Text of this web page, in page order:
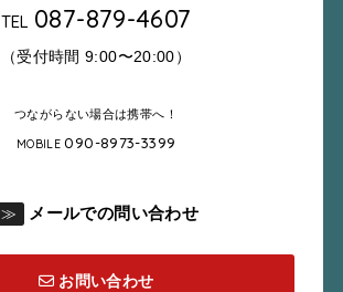
TEL 087-879-4607
（受付時間 9:00〜20:00）
つながらない場合は携帯へ！
MOBILE090-8973-3399
≫ メールでの問い合わせ
お問い合わせ